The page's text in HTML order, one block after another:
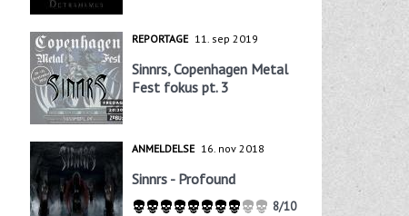
REPORTAGE 11. sep 2019
Sinnrs, Copenhagen Metal
Fest fokus pt. 3
ANMELDELSE 16. nov 2018
Sinnrs - Profound
8/10